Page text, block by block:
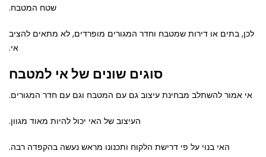
שטח המטבח.
לכן, בתים או דירות שמטבח וחדר המגורים מופרדים, לא מתאים להציב
אי.
סוגים שונים של אי למטבח
אי אמור להשתלב מבחינת עיצוב גם עם המטבח וגם עם חדר המגורים.
העיצוב של האי יכול להיות מאוד מגוון.
האי בנוי על פי דרישת הלקוח ותכנונו מראש נעשה בהקפדה רבה.